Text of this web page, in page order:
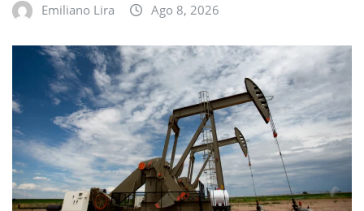
Emiliano Lira Ago 8, 2026